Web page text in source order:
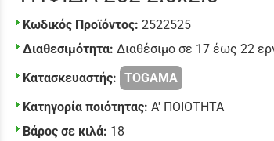
Κωδικός Προϊόντος: 2522525
Διαθεσιμότητα: Διαθέσιμο σε 17 έως 22
Κατασκευαστής: TOGAMA
Κατηγορία ποιότητας: Α' ΠΟΙΟΤΗΤΑ
Βάρος σε κιλά: 18